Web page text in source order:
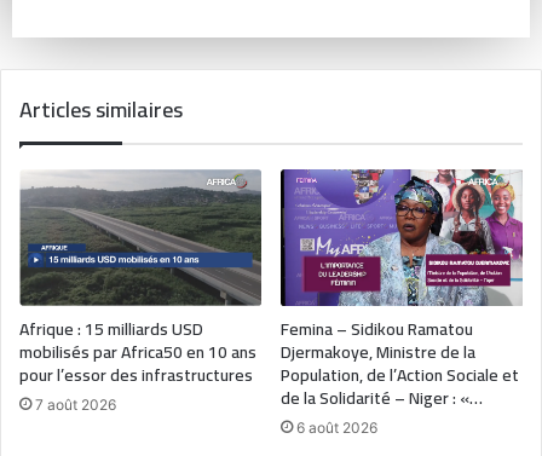
Articles similaires
Afrique : 15 milliards USD
mobilisés par Africa50 en 10 ans
pour l’essor des infrastructures
7 août 2026
Femina – Sidikou Ramatou
Djermakoye, Ministre de la
Population, de l’Action Sociale et
de la Solidarité – Niger : «…
6 août 2026